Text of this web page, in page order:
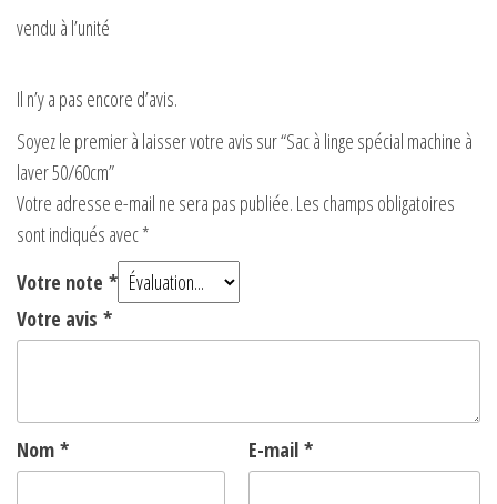
vendu à l’unité
Il n’y a pas encore d’avis.
Soyez le premier à laisser votre avis sur “Sac à linge spécial machine à
laver 50/60cm”
Votre adresse e-mail ne sera pas publiée. Les champs obligatoires
sont indiqués avec*
Votre note *
Votre avis *
Nom * E-mail *